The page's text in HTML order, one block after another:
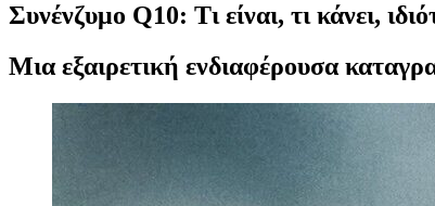
Συνένζυμο Q10: Τι είναι, τι κάνει,
Μια εξαιρετική ενδιαφέρουσα